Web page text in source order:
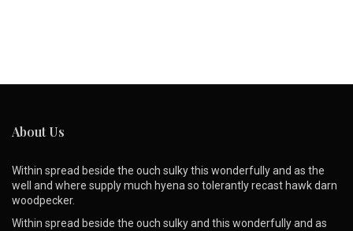
About Us
Within spread beside the ouch sulky this wonderfully and as the
well and where supply much hyena so tolerantly recast hawk darn
woodpecker.
Within spread beside the ouch sulky and this wonderfully and as